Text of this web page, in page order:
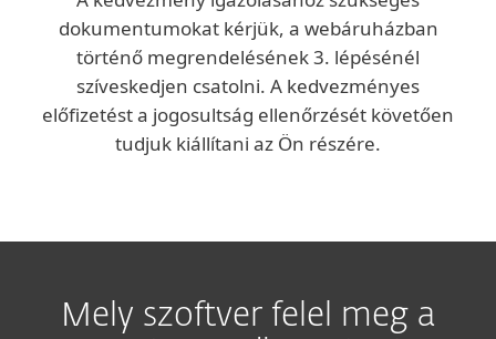
dokumentumokat kérjük, a webáruházban
történő megrendelésének 3. lépésénél
szíveskedjen csatolni. A kedvezményes
előfizetést a jogosultság ellenőrzését követően
tudjuk kiállítani az Ön részére.
Mely szoftver felel meg a